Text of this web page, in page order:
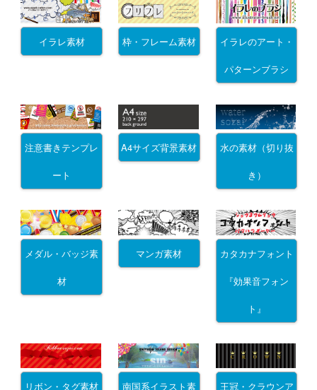
イラレ素材 枠・フレーム素材 イラレのアート・
パターンブラシ
注意書きテンプレ
ート
A4サイズ背景素材 水の素材（切り抜
き）
メダル・バッジ素
材
マンガ素材 カタカナフォント
『効果音フォン
ト』
リボン・タグ素材 南国系イラスト素 王冠・クラウンア